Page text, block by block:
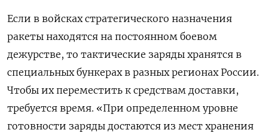
Если в войсках стратегического назначения
ракеты находятся на постоянном боевом
дежурстве, то тактические заряды хранятся в
специальных бункерах в разных регионах России.
Чтобы их переместить к средствам доставки,
требуется время. «При определенном уровне
готовности заряды достаются из мест хранения